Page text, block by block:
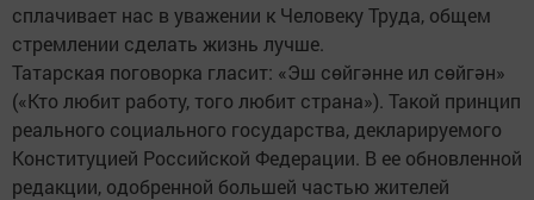
сплачивает нас в уважении к Человеку Труда, общем
стремлении сделать жизнь лучше.
Татарская поговорка гласит: «Эш сөйгәнне ил сөйгән»
(«Кто любит работу, того любит страна»). Такой принцип
реального социального государства, декларируемого
Конституцией Российской Федерации. В ее обновленной
редакции, одобренной большей частью жителей